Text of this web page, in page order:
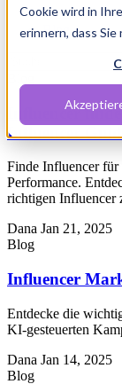
Cookie wird in
erinnern, dass
ALL
Blog
Dies ist ein
Es gibt keine
Influencer
Influencer
Finde Influencer für
Performance.
richtigen Influencer
Dana Jan 21, 2025
Blog
Influencer
Entdecke die
KI-gesteuerten
Dana Jan 14, 2025
Blog